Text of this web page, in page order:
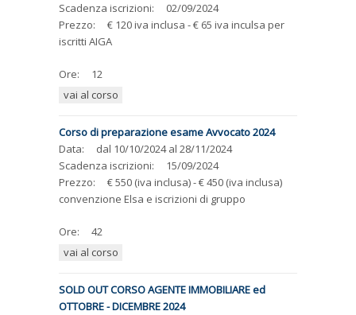
Scadenza iscrizioni:
02/09/2024
Prezzo:
€ 120 iva inclusa - € 65 iva inculsa per
iscritti AIGA
Ore:
12
vai al corso
Corso di preparazione esame Avvocato 2024
Data:
dal 10/10/2024al 28/11/2024
Scadenza iscrizioni:
15/09/2024
Prezzo:
€ 550 (iva inclusa) - € 450 (iva inclusa)
convenzione Elsa e iscrizioni di gruppo
Ore:
42
vai al corso
SOLD OUT CORSO AGENTE IMMOBILIARE ed
OTTOBRE - DICEMBRE 2024